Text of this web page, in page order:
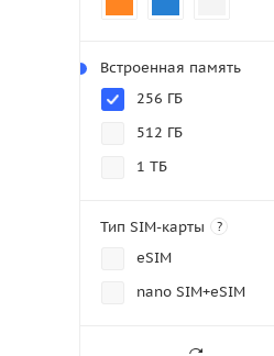
Встроенная память
256 ГБ
512 ГБ
1 ТБ
Тип SIM-карты ?
eSIM
nano SIM+eSIM